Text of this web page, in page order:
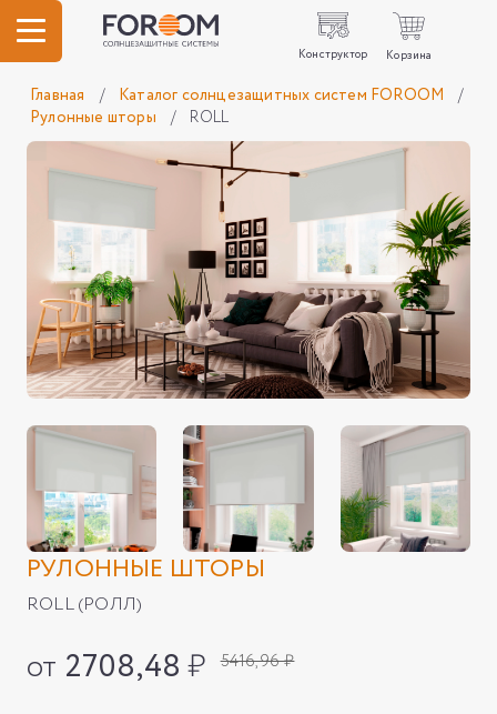
Конструктор Корзина
Главная / Каталог солнцезащитных систем FOROOM
/
Рулонные шторы
/ ROLL
РУЛОННЫЕ ШТОРЫ
ROLL (РОЛЛ)
от 2708,48₽ 5416,96 ₽